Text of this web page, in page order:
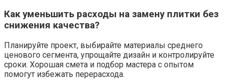
Как уменьшить расходы на замену плитки без
снижения качества?
Планируйте проект, выбирайте материалы среднего
ценового сегмента, упрощайте дизайн и контролируйте
сроки. Хорошая смета и подбор мастера с опытом
помогут избежать перерасхода.